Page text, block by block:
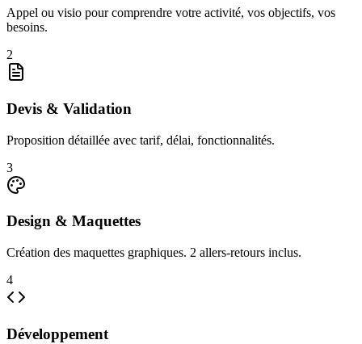
Appel ou visio pour comprendre votre activité, vos objectifs, vos
besoins.
2
Devis & Validation
Proposition détaillée avec tarif, délai, fonctionnalités.
3
Design & Maquettes
Création des maquettes graphiques. 2 allers-retours inclus.
4
Développement